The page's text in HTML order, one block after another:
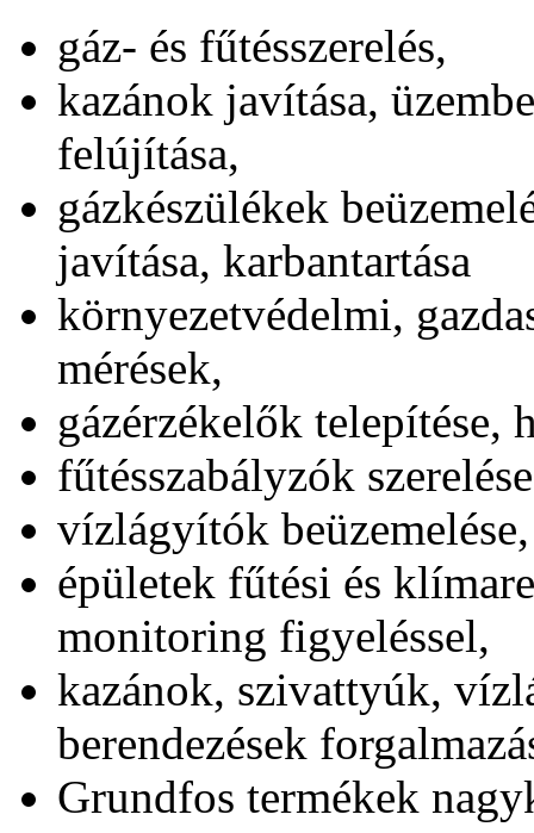
gáz- és fűtésszerelés,
kazánok javítása,
felújítása,
gázkészülékek
javítása, karbantartása
környezetvédelmi,
mérések,
gázérzékelők telepítése,
fűtésszabályzók
vízlágyítók
épületek fűtési és
monitoring figyeléssel,
kazánok, szivattyúk,
berendezések
Grundfos termékek